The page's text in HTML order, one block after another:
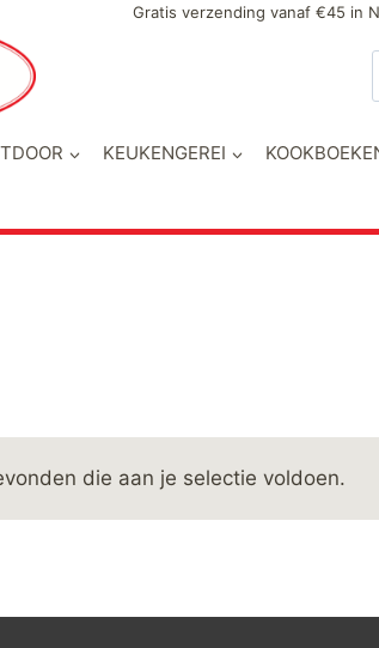
Gratis verzending vanaf €45 in
KEUKENGEREI
die aan je selectie voldoen.